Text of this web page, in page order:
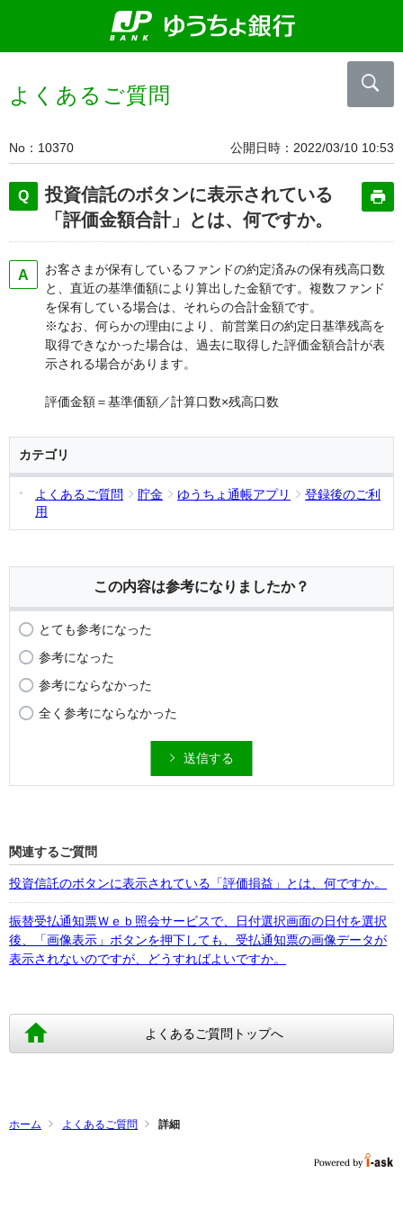
よくあるご質問
No 10370 公開日時 2022/03/10 10:53
投資信託のボタンに表示されている
「評価金額合計」とは、何ですか。
お客さまが保有しているファンドの約定済みの保有残高口数
と、直近の基準価額により算出した金額です。複数ファンド
を保有している場合は、それらの合計金額です。
※なお、何らかの理由により、前営業日の約定日基準残高を
取得できなかった場合は、過去に取得した評価金額合計が表
示される場合があります。
評価金額＝基準価額／計算口数×残高口数
カテゴリ
よくあるご質問 貯金 ゆうちょ通帳アプリ
登録後のご利
用
この内容は参考になりましたか？
とても参考になった
参考になった
参考にならなかった
全く参考にならなかった
送信する
関連するご質問
投資信託のボタンに表示されている「評価損益」とは、何ですか。
振替受払通知票Ｗｅｂ照会サービスで、日付選択画面の日付を選択
後、「画像表示」ボタンを押下しても、受払通知票の画像データが
表示されないのですが、どうすればよいですか。
よくあるご質問トップへ
ホーム よくあるご質問 詳細